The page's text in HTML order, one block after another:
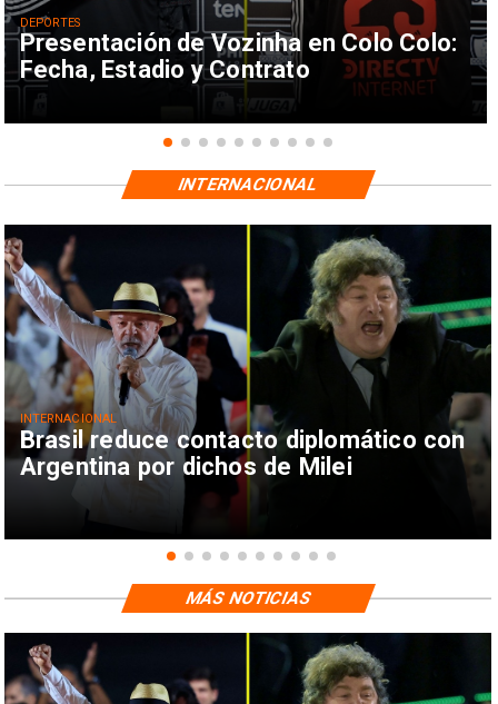
Presentación de Vozinha en Colo Colo:
Fecha, Estadio y Contrato
DEPORTES
Brasil reduce contacto diplomático con
Argentina por dichos de Milei
INTERNACIONAL
INTERNACIONAL
MÁS NOTICIAS